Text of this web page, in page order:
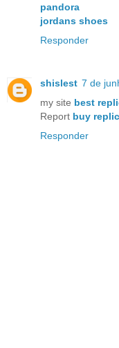
pandora
jordans shoes
Responder
shislest 7 de
my site best
Report buy
Responder